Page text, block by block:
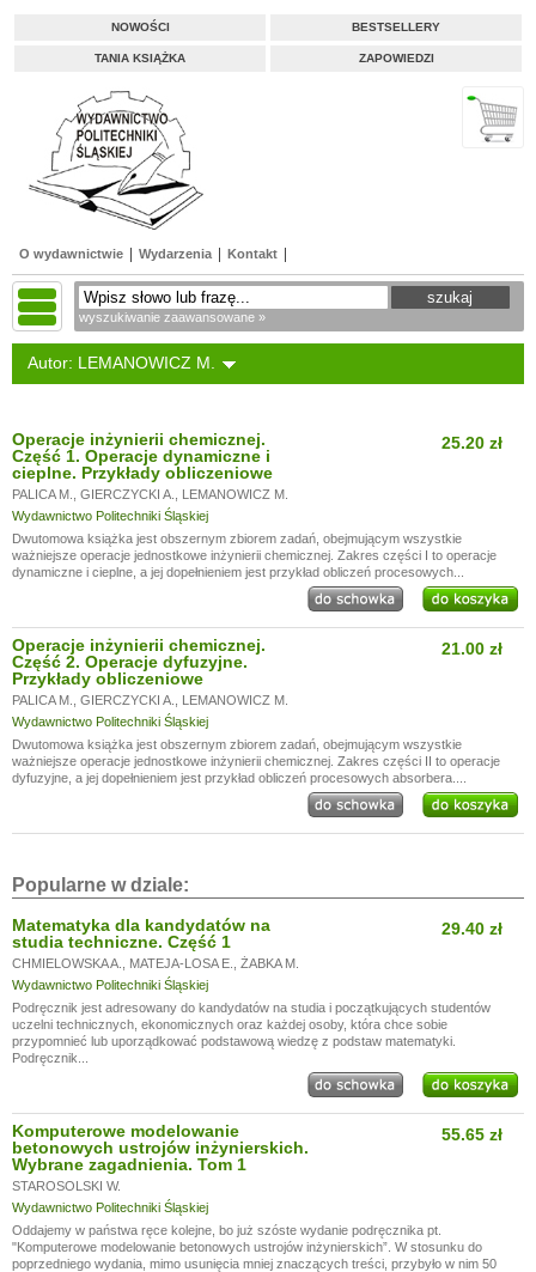
NOWOŚCI BESTSELLERY
TANIA KSIĄŻKA ZAPOWIEDZI
O wydawnictwie Wydarzenia Kontakt
wyszukiwanie zaawansowane »
Autor: LEMANOWICZ M.
Operacje inżynierii chemicznej.
Część 1. Operacje dynamiczne i
cieplne. Przykłady obliczeniowe
PALICA M. GIERCZYCKI A.
LEMANOWICZ M.
Wydawnictwo Politechniki Śląskiej
25.20 zł
Dwutomowa książka jest obszernym zbiorem zadań, obejmującym wszystkie
ważniejsze operacje jednostkowe inżynierii chemicznej. Zakres części I to operacje
dynamiczne i cieplne, a jej dopełnieniem jest przykład obliczeń procesowych...
Operacje inżynierii chemicznej.
Część 2. Operacje dyfuzyjne.
Przykłady obliczeniowe
PALICA M. GIERCZYCKI A.
LEMANOWICZ M.
Wydawnictwo Politechniki Śląskiej
21.00 zł
Dwutomowa książka jest obszernym zbiorem zadań, obejmującym wszystkie
ważniejsze operacje jednostkowe inżynierii chemicznej. Zakres części II to operacje
dyfuzyjne, a jej dopełnieniem jest przykład obliczeń procesowych absorbera....
Popularne w dziale:
Matematyka dla kandydatów na
studia techniczne. Część 1
CHMIELOWSKA A. MATEJA-LOSA E.
ŻABKA M.
Wydawnictwo Politechniki Śląskiej
29.40 zł
Podręcznik jest adresowany do kandydatów na studia i początkujących studentów
uczelni technicznych, ekonomicznych oraz każdej osoby, która chce sobie
przypomnieć lub uporządkować podstawową wiedzę z podstaw matematyki.
Podręcznik...
Komputerowe modelowanie
betonowych ustrojów inżynierskich.
Wybrane zagadnienia. Tom 1
STAROSOLSKI W.
Wydawnictwo Politechniki Śląskiej
55.65 zł
Oddajemy w państwa ręce kolejne, bo już szóste wydanie podręcznika pt.
"Komputerowe modelowanie betonowych ustrojów inżynierskich”. W stosunku do
poprzedniego wydania, mimo usunięcia mniej znaczących treści, przybyło w nim 50